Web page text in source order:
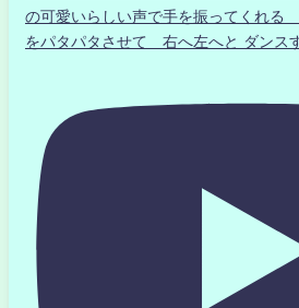
の可愛いらしい声で手を振ってくれる
をパタパタさせて 右へ左へと ダンス